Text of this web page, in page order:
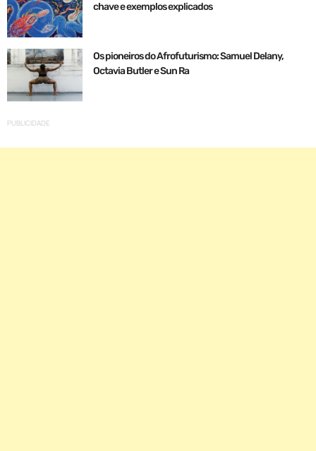
chave e exemplos explicados
Os pioneiros do Afrofuturismo: Samuel Delany,
Octavia Butler e Sun Ra
PUBLICIDADE